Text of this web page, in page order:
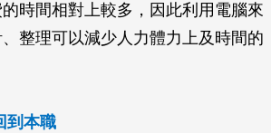
時間相對上較多，因此利用電腦來
整理可以減少人力體力上及時間的
到本職